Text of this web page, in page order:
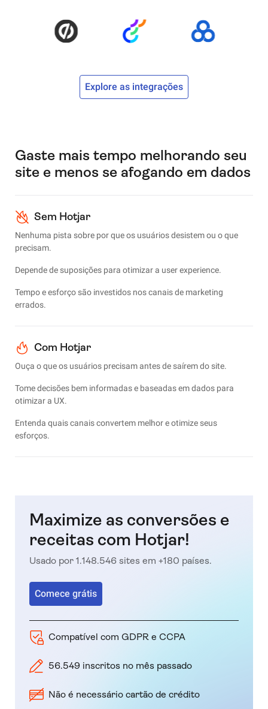
Explore as integrações
Gaste mais tempo melhorando seu
site e menos se afogando em dados
Sem Hotjar
Nenhuma pista sobre por que os usuários desistem ou o que
precisam.
Depende de suposições para otimizar a user experience.
Tempo e esforço são investidos nos canais de marketing
errados.
Com Hotjar
Ouça o que os usuários precisam antes de saírem do site.
Tome decisões bem informadas e baseadas em dados para
otimizar a UX.
Entenda quais canais convertem melhor e otimize seus
esforços.
Maximize as conversões e
receitas com Hotjar!
Usado por 1.148.546 sites em +180 países.
Comece grátis
Compatível com GDPR e CCPA
56.549 inscritos no mês passado
Não é necessário cartão de crédito